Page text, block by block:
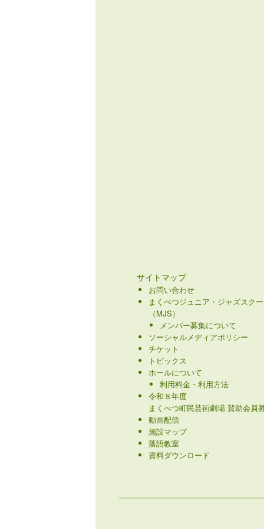
サイトマップ
お問い合わせ
まくべつジュニア・ジャズスク
（MJS）
メンバー募集について
ソーシャルメディアポリシー
チケット
トピックス
ホールについて
利用料金・利用方法
令和８年度
まくべつ町民芸術劇場 賛助会員
動画配信
施設マップ
落語教室
資料ダウンロード